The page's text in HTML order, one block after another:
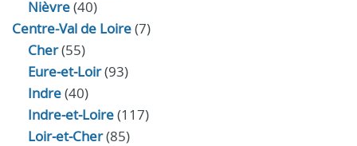
Nièvre(40)
Centre-Val de Loire(7)
Cher(55)
Eure‑et‑Loir(93)
Indre(40)
Indre‑et‑Loire(117)
Loir‑et‑Cher(85)